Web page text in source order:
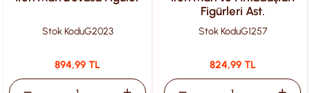
Stok KoduG2023
894,99 TL
Figürleri Ast.
Stok KoduG1257
824,99 TL